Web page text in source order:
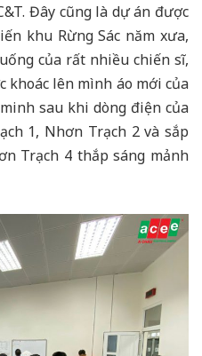
Đây cũng là dự án được
khu Rừng Sác năm xưa,
của rất nhiều chiến sĩ,
khoác lên mình áo mới của
sau khi dòng điện của
1, Nhơn Trạch 2 và sắp
Trạch 4 thắp sáng mảnh